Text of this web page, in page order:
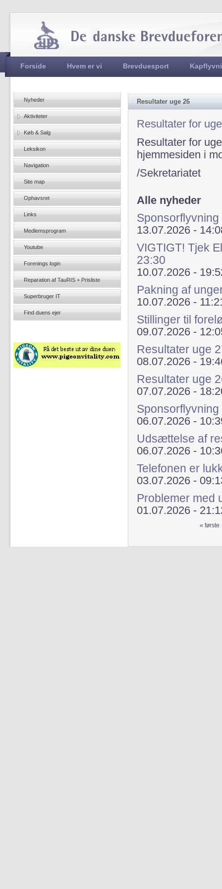
Hovedmenu
Forside Hvem er vi Brevduesport
Resultater uge 26
Resultater for
Resultater for
hjemmesiden i
/Sekretariatet
Alle nyheder
13.07.2026 -
VIGTIGT! Tjek
23:30
10.07.2026 -
Pakning af
10.07.2026 -
Stillinger til
09.07.2026 -
Resultater uge
08.07.2026 -
Resultater uge
07.07.2026 -
06.07.2026 -
Udsættelse af
06.07.2026 -
Telefonen er
03.07.2026 -
Problemer med
01.07.2026 -
« første
Nyheder
Aktiviteter
Køb & Salg
Leksikon
Navigation
Site map
Ophavsret
Links
Medlemsprogram
Youtube
Forenings login
Reparation af TauRIS + Prisliste
Superbruger IT
Find duens ejer